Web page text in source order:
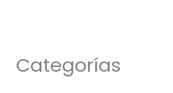
Categorías